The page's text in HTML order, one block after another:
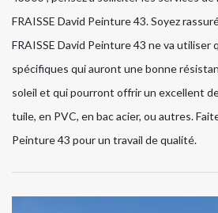
FRAISSE David Peinture 43. Soyez
FRAISSE David Peinture 43 ne va utiliser
spécifiques qui auront une bonne
soleil et qui pourront offrir un excellent
tuile, en PVC, en bac acier, ou autres.
Peinture 43 pour un travail de qualité.